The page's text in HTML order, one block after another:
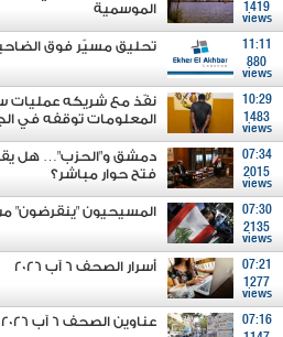
1419
views
الموسمية
11:11
880
views
تحليق مسيّر فوق
10:29
1483
views
نفّذ مع شريكه عمليات
المعلومات توقفه في
07:34
2015
views
دمشق و"الحزب"… هل يقرّب
فتح حوار مباشر؟
07:30
2135
views
المسيحيون "ينقرضون"
07:21
1277
views
أسرار الصحف 6 آب 2026
07:16
عناوين الصحف 6 آب 2026